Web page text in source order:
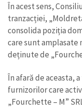
În acest sens,
tranzacției,
consolida poziția
care sunt amplasate
deținute de
În afară de aceasta,
furnizorilor care
„Fourchette – M”